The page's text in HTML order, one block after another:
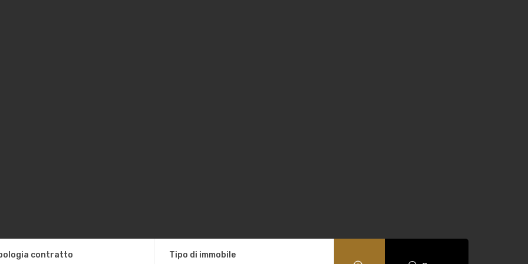
contratto Tipo di immobile